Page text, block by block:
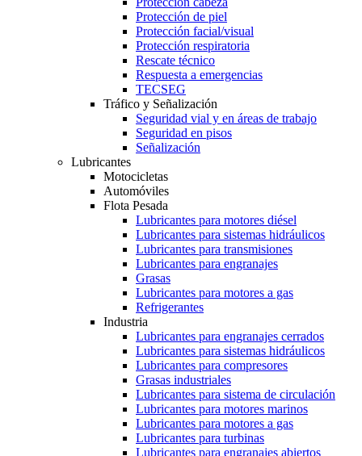
Protección de piel
Protección facial/visual
Protección respiratoria
Rescate técnico
Respuesta a emergencias
TECSEG
Tráfico y Señalización
Seguridad vial y en áreas de trabajo
Seguridad en pisos
Señalización
Lubricantes
Motocicletas
Automóviles
Flota Pesada
Lubricantes para motores diésel
Lubricantes para sistemas hidráulicos
Lubricantes para transmisiones
Lubricantes para engranajes
Grasas
Lubricantes para motores a gas
Refrigerantes
Industria
Lubricantes para engranajes cerrados
Lubricantes para sistemas hidráulicos
Lubricantes para compresores
Grasas industriales
Lubricantes para sistema de circulación
Lubricantes para motores marinos
Lubricantes para motores a gas
Lubricantes para turbinas
Lubricantes para engranajes abiertos